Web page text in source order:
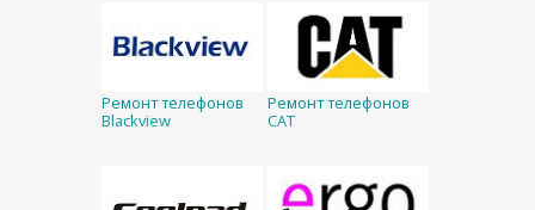
Ремонт телефонов
Blackview
Ремонт телефонов
CAT